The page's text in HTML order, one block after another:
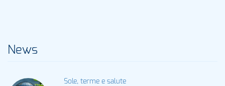
News
Sole, terme e salute